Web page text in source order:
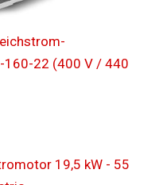
160-22 (400 V / 440